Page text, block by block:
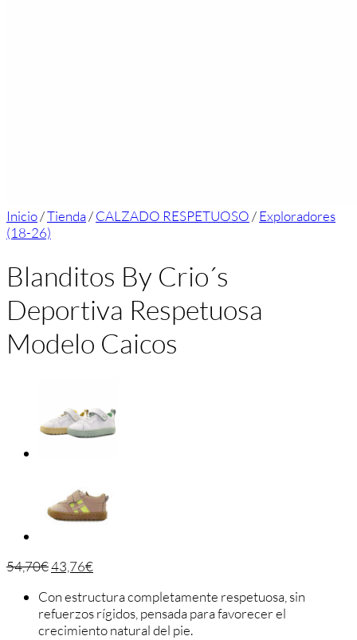
Inicio/Tienda/CALZADO RESPETUOSO/Exploradores
(18-26)
Blanditos By Crio´s
Deportiva Respetuosa
Modelo Caicos
54,70€43,76€
Con estructura completamente respetuosa, sin
refuerzos rígidos, pensada para favorecer el
crecimiento natural del pie.